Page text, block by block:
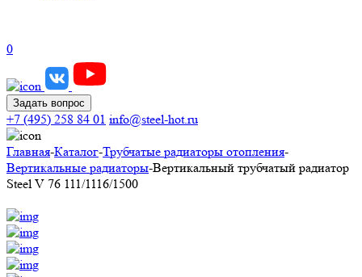
0
Задать вопрос
+7 (495) 258 84 01 info@steel-hot.ru
Главная-Каталог-Трубчатые радиаторы отопления-
Вертикальные радиаторы-Вертикальный трубчатый радиатор
Steel V 76 111/1116/1500